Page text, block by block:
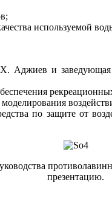
используемой
Аджиев и
по защите от
презентацию.